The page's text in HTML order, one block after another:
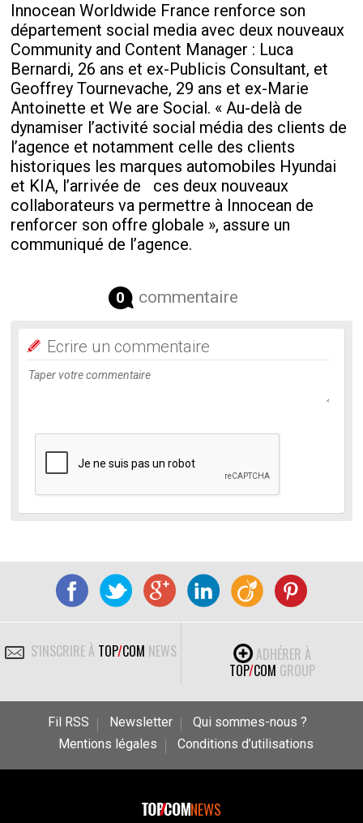
Innocean Worldwide France renforce son
département social media avec deux nouveaux
Community and Content Manager : Luca
Bernardi, 26 ans et ex-Publicis Consultant, et
Geoffrey Tournevache, 29 ans et ex-Marie
Antoinette et We are Social. « Au-delà de
dynamiser l’activité social média des clients de
l’agence et notamment celle des clients
historiques les marques automobiles Hyundai
et KIA, l’arrivée de ces deux nouveaux
collaborateurs va permettre à Innocean de
renforcer son offre globale », assure un
communiqué de l’agence.
0 commentaire
Ecrire un commentaire
S'INSCRIRE À TOP/COM NEWS
ADHÉRER À
TOP/COM GROUP
Fil RSS Newsletter
Qui sommes-nous ?
Mentions légales
Conditions d’utilisations
NEWS